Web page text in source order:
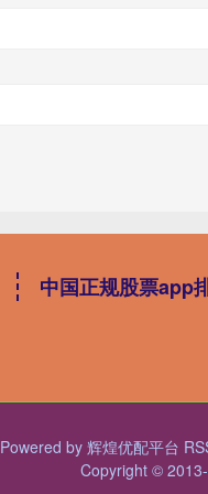
中国正规股票app
Powered by 辉煌优配平台
Copyright ©